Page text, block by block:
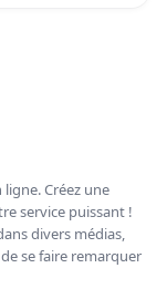
Créez une
service puissant !
divers médias,
se faire remarquer